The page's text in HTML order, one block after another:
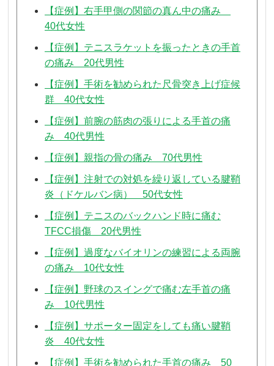
【症例】右手甲側の関節の真ん中の痛み
40代女性
【症例】テニスラケットを振ったときの手首
の痛み 20代男性
【症例】手術を勧められた尺骨突き上げ症候
群 40代女性
【症例】前腕の筋肉の張りによる手首の痛
み 40代男性
【症例】親指の骨の痛み 70代男性
【症例】注射での対処を繰り返している腱鞘
炎（ドケルバン病） 50代女性
【症例】テニスのバックハンド時に痛む
TFCC損傷 20代男性
【症例】過度なバイオリンの練習による両腕
の痛み 10代女性
【症例】野球のスイングで痛む左手首の痛
み 10代男性
【症例】サポーター固定をしても痛い腱鞘
炎 40代女性
【症例】手術を勧められた手首の痛み 50